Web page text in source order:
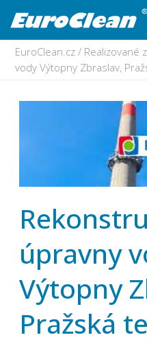
EuroClean.cz / Realizované
vody Výtopny Zbraslav,
úpravny
Výtopny
Pražská